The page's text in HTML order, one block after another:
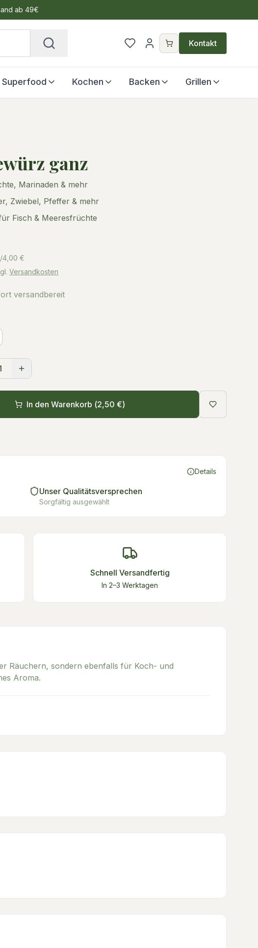
ab 49€
Kontakt
Superfood Kochen Backen Grillen
ganz
Marinaden & mehr
Zwiebel, Pfeffer & mehr
Fisch & Meeresfrüchte
4,00 €
Versandkosten
versandbereit
In den Warenkorb (2,50 €)
Details
Unser Qualitätsversprechen
Sorgfältig ausgewählt
Schnell Versandfertig
In 2–3 Werktagen
Räuchern, sondern ebenfalls für Koch- und
Aroma.